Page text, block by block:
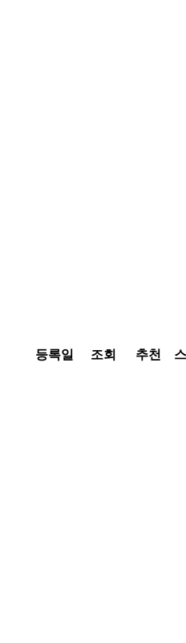
등록일 조회 추천